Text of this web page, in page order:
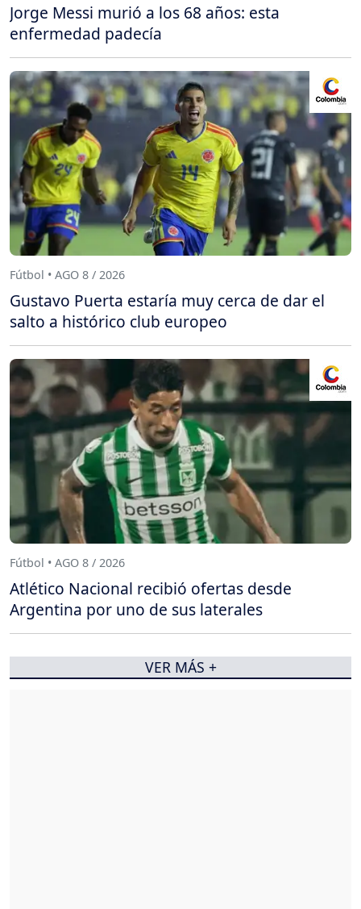
Jorge Messi murió a los 68 años: esta
enfermedad padecía
Fútbol • AGO 8 / 2026
Gustavo Puerta estaría muy cerca de dar el
salto a histórico club europeo
Fútbol • AGO 8 / 2026
Atlético Nacional recibió ofertas desde
Argentina por uno de sus laterales
VER MÁS +